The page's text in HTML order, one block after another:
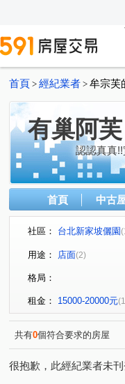
首頁 > 經紀業者 > 牟宗芙
有巢阿芙
認認真真
首頁 中古
社區： 台北新家坡儷園
用途： 店面(2)
格局：
租金： 15000-20000元
共有0個符合要求的房屋
很抱歉，此經紀業者未刊